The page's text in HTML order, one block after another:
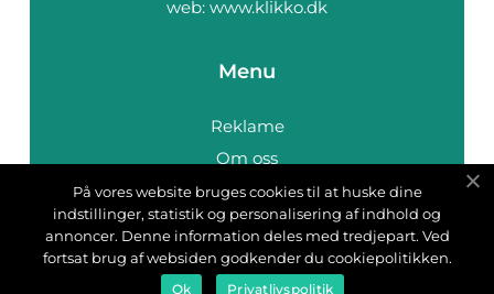
web: www.klikko.dk
Menu
Reklame
Om oss
Cookies
Kontakt Oss
Sitemap
På vores website bruges cookies til at huske dine
indstillinger, statistik og personalisering af indhold og
annoncer. Denne information deles med tredjepart. Ved
fortsat brug af websiden godkender du cookiepolitikken.
Ok Privatlivspolitik